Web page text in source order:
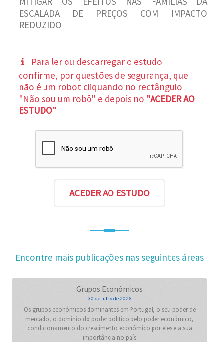
ESCALADA DE PREÇOS COM IMPACTO
REDUZIDO
Para ler ou descarregar o estudo
confirme, por questões de segurança, que
não é um robot cliquando no rectângulo
"Não sou um robô" e depois no "ACEDER AO
ESTUDO"
Encontre mais publicações nas seguintes áreas
Grupos Económicos
30 de julho de 2026
Os grupos económicos dominantes em Portugal, o seu poder de
mercado, o domínio do poder politico pelo poder económico,
condicionamento do crescimento económico por eles e a sua
importância no país